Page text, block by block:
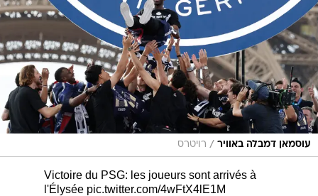
עוסמאן דמבלה באוויר / רויטרס
Victoire du PSG: les joueurs sont arrivés à
l'Élysée pic.twitter.com/4wFtX4lE1M